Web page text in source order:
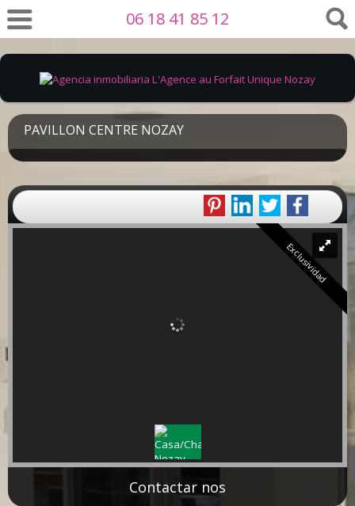
06 18 41 85 12
PAVILLON CENTRE NOZAY
Exclusividad
Contactar nos